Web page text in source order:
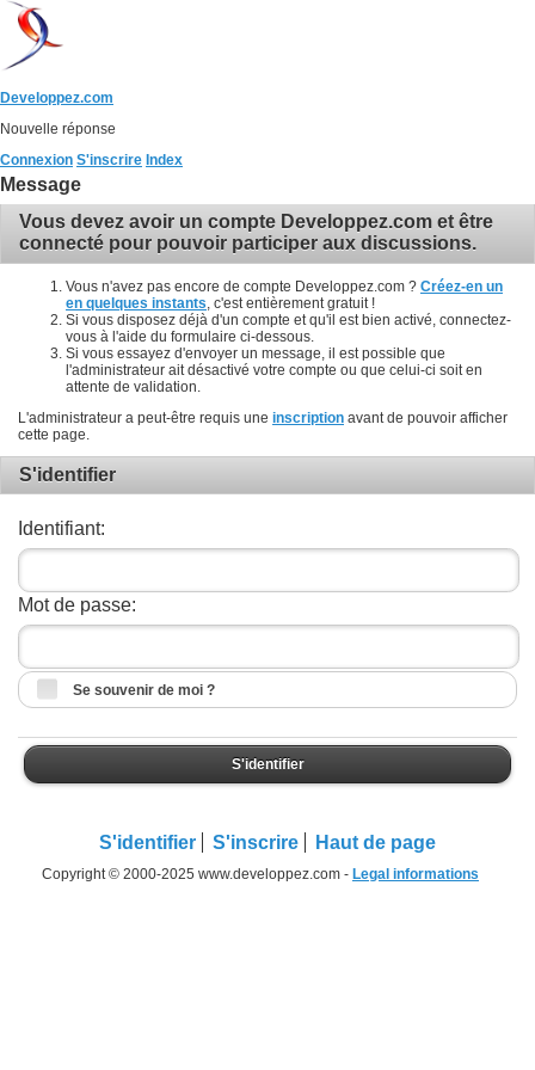
Developpez.com
Nouvelle réponse
Connexion S'inscrire Index
Message
Vous devez avoir un compte Developpez.com et être
connecté pour pouvoir participer aux discussions.
Vous n'avez pas encore de compte Developpez.com ? Créez-en un
en quelques instants , c'est entièrement gratuit !
Si vous disposez déjà d'un compte et qu'il est bien activé, connectez-
vous à l'aide du formulaire ci-dessous.
Si vous essayez d'envoyer un message, il est possible que
l'administrateur ait désactivé votre compte ou que celui-ci soit en
attente de validation.
L'administrateur a peut-être requis une inscription avant de pouvoir afficher
cette page.
S'identifier
Identifiant:
Mot de passe:
Se souvenir de moi ?
S'identifier
S'identifier S'inscrire Haut de page
Copyright © 2000-2025 www.developpez.com - Legal informations